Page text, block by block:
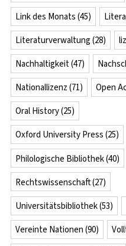
Link des Monats (45)
Literaturverwaltung (28)
Nachhaltigkeit(47)
Nationallizenz (71) Open
Oral History(25)
Oxford University Press (25)
Philologische Bibliothek(40)
Rechtswissenschaft(27)
Universitätsbibliothek(53)
Vereinte Nationen (90)